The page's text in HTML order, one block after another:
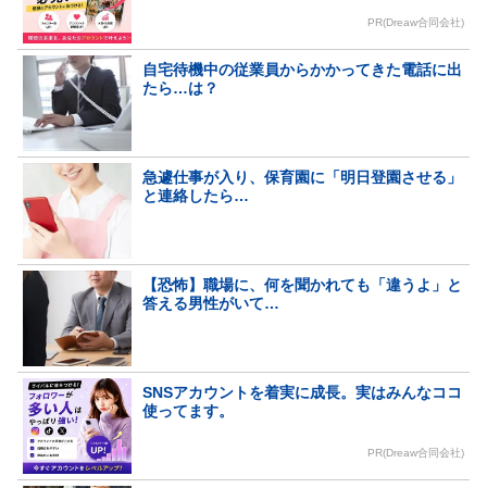
PR(Dreaw合同会社)
自宅待機中の従業員からかかってきた電話に出
たら…は？
急遽仕事が入り、保育園に「明日登園させる」
と連絡したら…
【恐怖】職場に、何を聞かれても「違うよ」と
答える男性がいて…
SNSアカウントを着実に成長。実はみんなココ
使ってます。
PR(Dreaw合同会社)